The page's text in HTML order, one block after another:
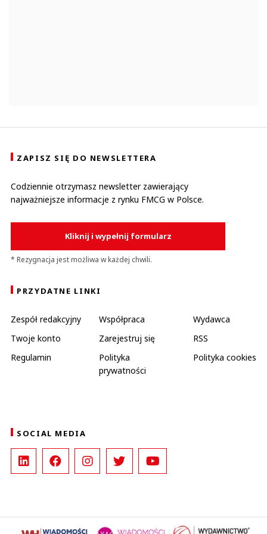
ZAPISZ SIĘ DO NEWSLETTERA
Codziennie otrzymasz newsletter zawierający
najważniejsze informacje z rynku FMCG w Polsce.
Kliknij i wypełnij formularz
* Rezygnacja jest możliwa w każdej chwili.
PRZYDATNE LINKI
Zespół redakcyjny Współpraca
Wydawca
Twoje konto
Zarejestruj się
RSS
Regulamin
Polityka
prywatności
Polityka cookies
SOCIAL MEDIA